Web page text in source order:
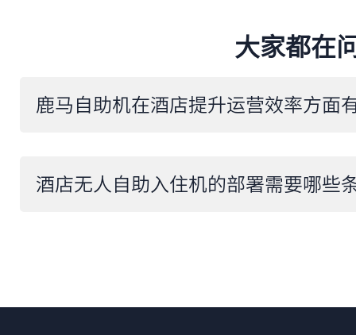
大家都在
酒店无人自助入住机的部署需要哪些